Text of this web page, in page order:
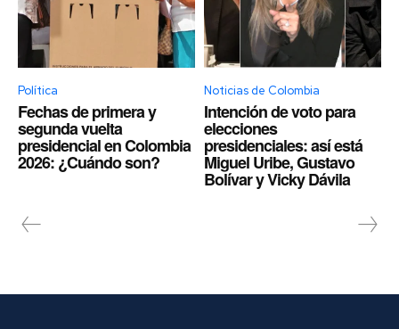
Política
Fechas de primera y
segunda vuelta
presidencial en Colombia
2026: ¿Cuándo son?
Noticias de Colombia
Intención de voto para
elecciones
presidenciales: así está
Miguel Uribe, Gustavo
Bolívar y Vicky Dávila